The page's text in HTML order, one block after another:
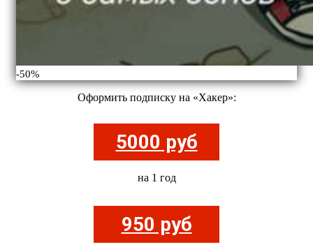
-50%
Оформить подписку на «Хакер»:
5000 руб
на 1 год
950 руб